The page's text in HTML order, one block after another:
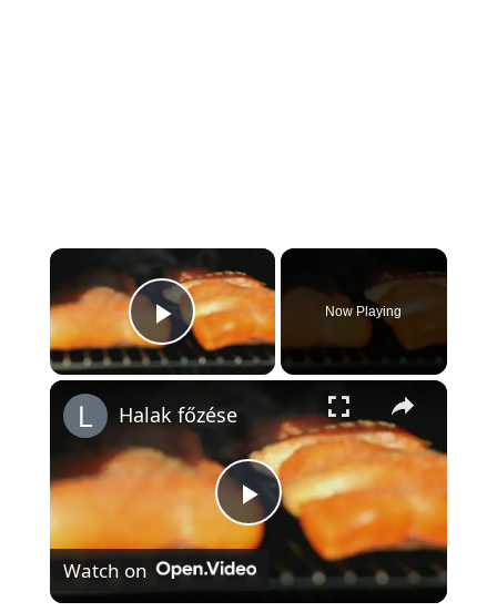
×
Play Video
Now Playing
×
Play
Video
Halak főzése
Watch on